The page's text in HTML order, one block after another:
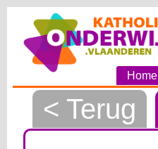
Home
< Terug